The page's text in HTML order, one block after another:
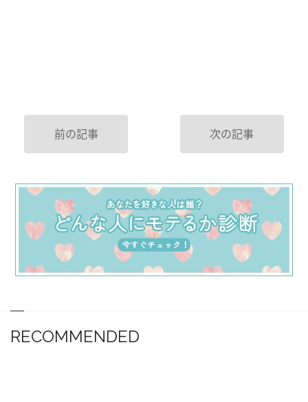
前の記事 次の記事
RECOMMENDED